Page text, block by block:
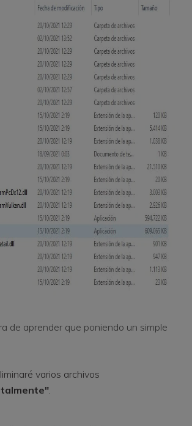
de aprender que poniendo un simple
varios archivos
.